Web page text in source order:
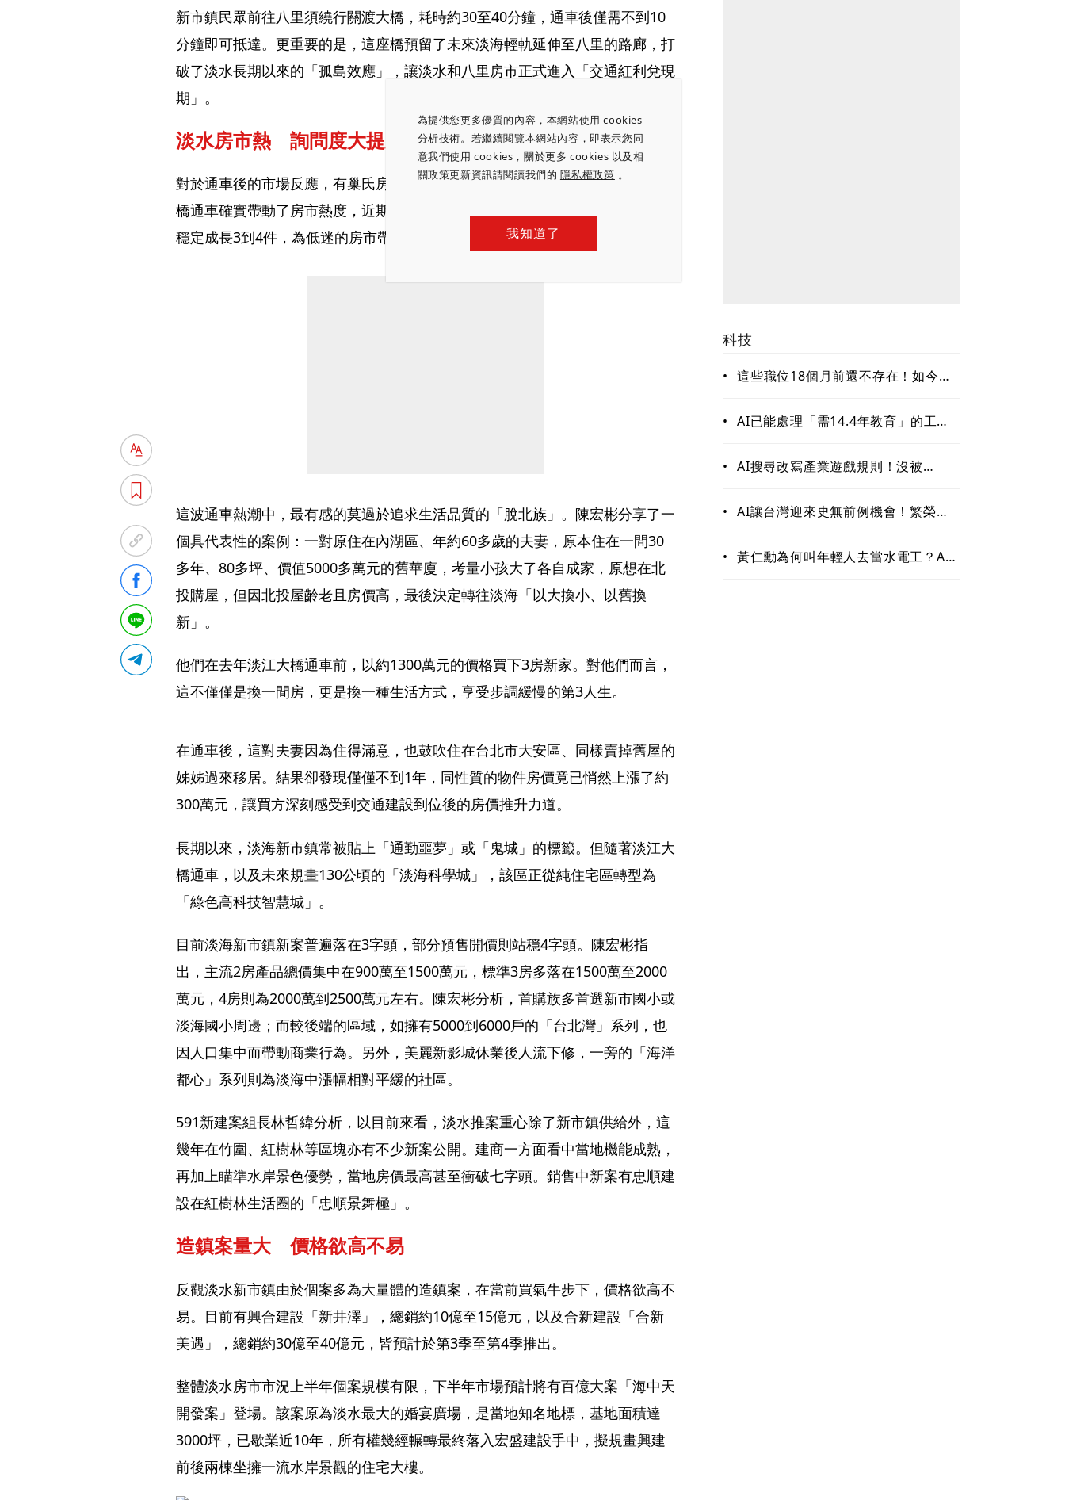
為提供您更多優質的內容，本網站使用 cookies
分析技術。若繼續閱覽本網站內容，即表示您同
意我們使用 cookies，關於更多 cookies 以及相
關政策更新資訊請閱讀我們的 隱私權政策 。
我知道了
新市鎮民眾前往八里須繞行關渡大橋，耗時約30至40分鐘，通車後僅需不到10
分鐘即可抵達。更重要的是，這座橋預留了未來淡海輕軌延伸至八里的路廊，打
破了淡水長期以來的「孤島效應」，讓淡水和八里房市正式進入「交通紅利兌現
期」。
淡水房市熱　詢問度大提升
對於通車後的市場反應，有巢氏房屋淡水新芝蘭加盟店店長陳宏彬表示，淡江大
橋通車確實帶動了房市熱度，近期平均每個月詢問度增加約5到10組，成交量也
穩定成長3到4件，為低迷的房市帶來曙光。
這波通車熱潮中，最有感的莫過於追求生活品質的「脫北族」。陳宏彬分享了一
個具代表性的案例：一對原住在內湖區、年約60多歲的夫妻，原本住在一間30
多年、80多坪、價值5000多萬元的舊華廈，考量小孩大了各自成家，原想在北
投購屋，但因北投屋齡老且房價高，最後決定轉往淡海「以大換小、以舊換
新」。
他們在去年淡江大橋通車前，以約1300萬元的價格買下3房新家。對他們而言，
這不僅僅是換一間房，更是換一種生活方式，享受步調緩慢的第3人生。
在通車後，這對夫妻因為住得滿意，也鼓吹住在台北市大安區、同樣賣掉舊屋的
姊姊過來移居。結果卻發現僅僅不到1年，同性質的物件房價竟已悄然上漲了約
300萬元，讓買方深刻感受到交通建設到位後的房價推升力道。
長期以來，淡海新市鎮常被貼上「通勤噩夢」或「鬼城」的標籤。但隨著淡江大
橋通車，以及未來規畫130公頃的「淡海科學城」，該區正從純住宅區轉型為
「綠色高科技智慧城」。
目前淡海新市鎮新案普遍落在3字頭，部分預售開價則站穩4字頭。陳宏彬指
出，主流2房產品總價集中在900萬至1500萬元，標準3房多落在1500萬至2000
萬元，4房則為2000萬到2500萬元左右。陳宏彬分析，首購族多首選新市國小或
淡海國小周邊；而較後端的區域，如擁有5000到6000戶的「台北灣」系列，也
因人口集中而帶動商業行為。另外，美麗新影城休業後人流下修，一旁的「海洋
都心」系列則為淡海中漲幅相對平緩的社區。
591新建案組長林哲緯分析，以目前來看，淡水推案重心除了新市鎮供給外，這
幾年在竹圍、紅樹林等區塊亦有不少新案公開。建商一方面看中當地機能成熟，
再加上瞄準水岸景色優勢，當地房價最高甚至衝破七字頭。銷售中新案有忠順建
設在紅樹林生活圈的「忠順景舞極」。
造鎮案量大　價格欲高不易
反觀淡水新市鎮由於個案多為大量體的造鎮案，在當前買氣牛步下，價格欲高不
易。目前有興合建設「新井澤」，總銷約10億至15億元，以及合新建設「合新
美遇」，總銷約30億至40億元，皆預計於第3季至第4季推出。
整體淡水房市市況上半年個案規模有限，下半年市場預計將有百億大案「海中天
開發案」登場。該案原為淡水最大的婚宴廣場，是當地知名地標，基地面積達
3000坪，已歇業近10年，所有權幾經輾轉最終落入宏盛建設手中，擬規畫興建
前後兩棟坐擁一流水岸景觀的住宅大樓。
科技
• 這些職位18個月前還不存在！如今年
缺哪種人才？
• AI已能處理「需14.4年教育」的工
最值錢的是這些
• AI搜尋改寫產業遊戲規則！沒被
失」 品牌如何搶下話語權？
• AI讓台灣迎來史無前例機會！繁榮背
其衝
• 黃仁勳為何叫年輕人去當水電工？AI